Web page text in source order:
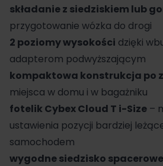
składanie z siedziskiem lub
przygotowanie wózka do drogi
2 poziomy wysokości dzięki
adapterom podwyższającym
kompaktowa konstrukcja po
miejsca w domu i w bagażniku
fotelik CybexCloud T i-Size –
ustawienia pozycji bardziej
samochodem
wygodne siedzisko spacerowe